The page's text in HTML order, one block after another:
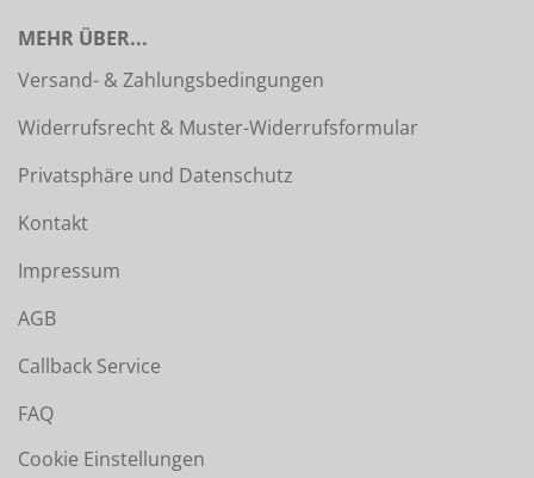
MEHR ÜBER...
Versand- & Zahlungsbedingungen
Widerrufsrecht & Muster-Widerrufsformular
Privatsphäre und Datenschutz
Kontakt
Impressum
AGB
Callback Service
FAQ
Cookie Einstellungen